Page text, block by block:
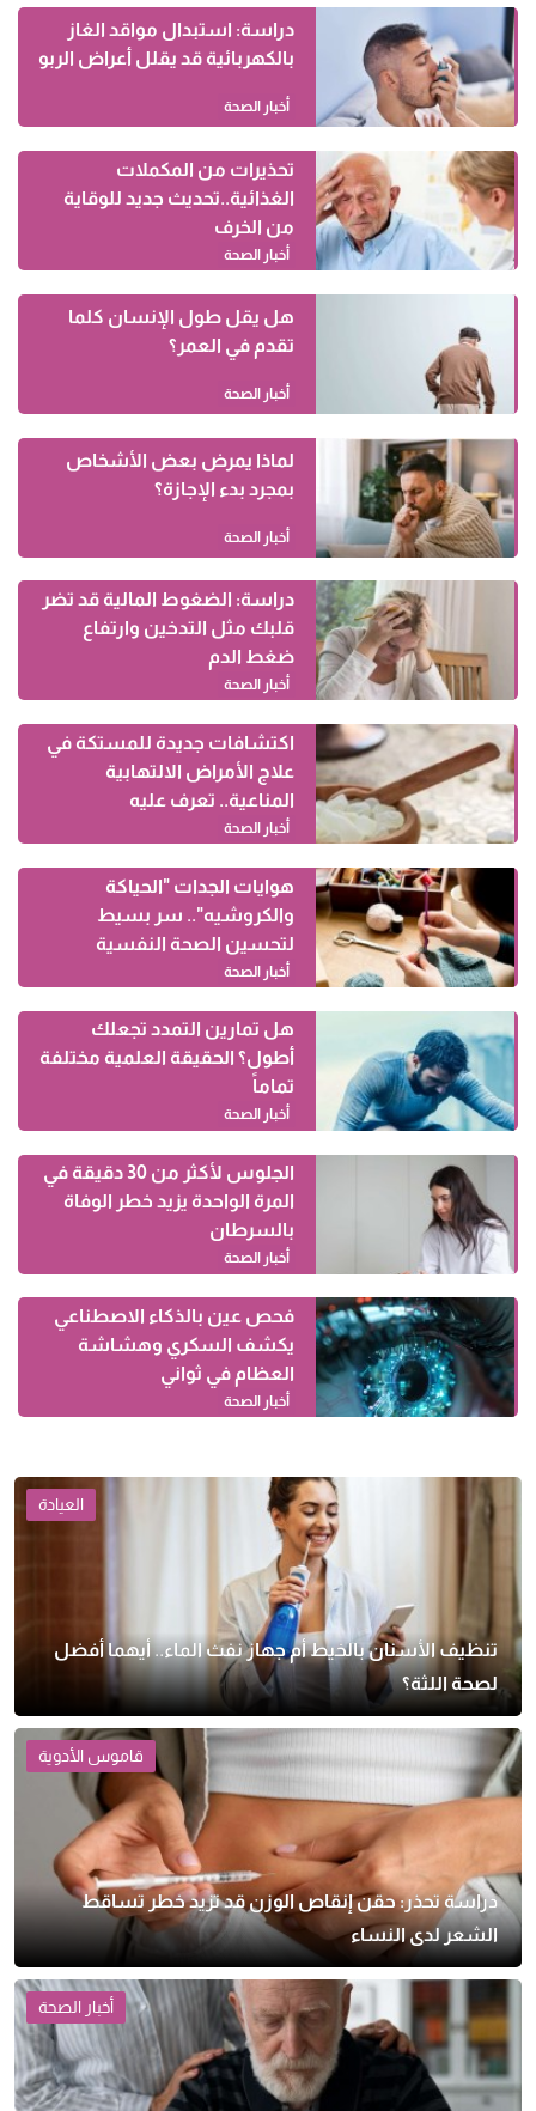
دراسة: استبدال مواقد الغاز
بالكهربائية قد يقلل أعراض الربو
أخبار الصحة
تحذيرات من المكملات
الغذائية..تحديث جديد للوقاية
من الخرف
أخبار الصحة
هل يقل طول الإنسان كلما
تقدم في العمر؟
أخبار الصحة
لماذا يمرض بعض الأشخاص
بمجرد بدء الإجازة؟
أخبار الصحة
دراسة: الضغوط المالية قد تضر
قلبك مثل التدخين وارتفاع
ضغط الدم
أخبار الصحة
اكتشافات جديدة للمستكة في
علاج الأمراض الالتهابية
المناعية.. تعرف عليه
أخبار الصحة
هوايات الجدات "الحياكة
والكروشيه".. سر بسيط
لتحسين الصحة النفسية
أخبار الصحة
هل تمارين التمدد تجعلك
أطول؟ الحقيقة العلمية مختلفة
تماماً
أخبار الصحة
الجلوس لأكثر من 30 دقيقة في
المرة الواحدة يزيد خطر الوفاة
بالسرطان
أخبار الصحة
فحص عين بالذكاء الاصطناعي
يكشف السكري وهشاشة
العظام في ثواني
أخبار الصحة
العيادة
تنظيف الأسنان بالخيط أم جهاز نفث الماء.. أيهما أفضل
لصحة اللثة؟
قاموس الأدوية
دراسة تحذر: حقن إنقاص الوزن قد تزيد خطر تساقط
الشعر لدى النساء
أخبار الصحة